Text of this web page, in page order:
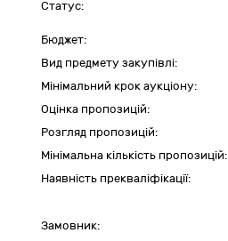
Статус:
Бюджет:
Вид предмету закупівлі:
Мінімальний крок аукціону:
Оцінка пропозицій:
Розгляд пропозицій:
Мінімальна кількість пропозицій:
Наявність прекваліфікації:
Замовник: